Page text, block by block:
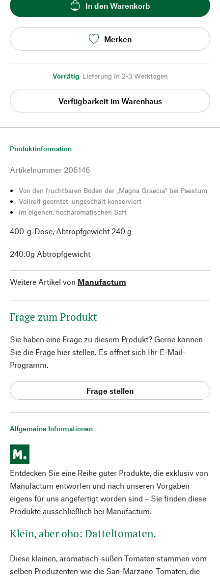
In den Warenkorb
Merken
Vorrätig, Lieferung in 2-3 Werktagen
Verfügbarkeit im Warenhaus
Allgemeine Informationen
Entdecken Sie eine Reihe guter Produkte, die exklusiv von
Manufactum entworfen und nach unseren Vorgaben
eigens für uns angefertigt worden sind – Sie finden diese
Produkte ausschließlich bei Manufactum.
Klein, aber oho: Datteltomaten.
Diese kleinen, aromatisch-süßen Tomaten stammen vom
selben Produzenten wie die San-Marzano-Tomaten, die
Produktinformation
Artikelnummer 206146
Von den fruchtbaren Böden der „Magna Graecia“ bei Paestum
Vollreif geerntet, ungeschält konserviert
Im eigenen, hocharomatischen Saft
400-g-Dose, Abtropfgewicht 240 g
240.0g Abtropfgewicht
Weitere Artikel von Manufactum
Frage zum Produkt
Sie haben eine Frage zu diesem Produkt? Gerne können
Sie die Frage hier stellen. Es öffnet sich Ihr E-Mail-
Programm.
Frage stellen